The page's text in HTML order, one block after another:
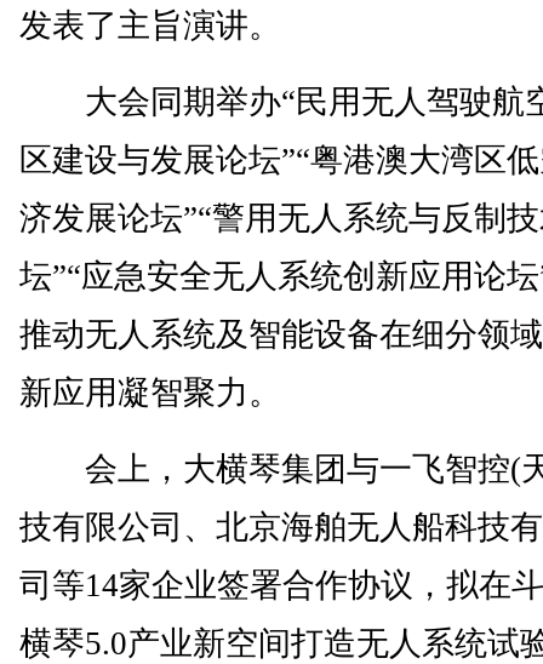
发表了主旨演讲。
大会同期举办“民用无人驾驶航
区建设与发展论坛”“粤港澳大湾区
济发展论坛”“警用无人系统与反制
坛”“应急安全无人系统创新应用论
推动无人系统及智能设备在细分领
新应用凝智聚力。
会上，大横琴集团与一飞智控(
技有限公司、北京海舶无人船科技
司等14家企业签署合作协议，拟在
横琴5.0产业新空间打造无人系统试